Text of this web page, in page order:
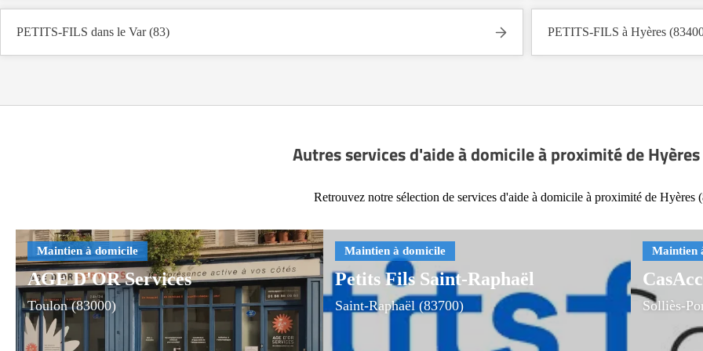
PETITS-FILS dans le Var (83) PETITS-FILS à Hyères
Autres services d'aide à domicile à proximité de
Retrouvez notre sélection de services d'aide à domicile à proximité de Hyères
AGE D'OR Services
Toulon (83000)
Petits Fils Saint-Raphaël
Saint-Raphaël (83700) Solliès-